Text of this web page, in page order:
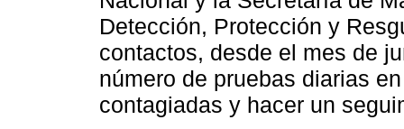
Detección, Protección y
contactos, desde el mes de
número de pruebas diarias
contagiadas y hacer un